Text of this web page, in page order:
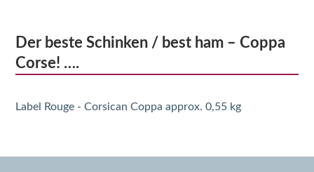
Der beste Schinken / best ham – Coppa
Corse! ….
Label Rouge - Corsican Coppa approx. 0,55 kg